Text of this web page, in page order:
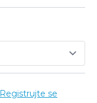
Registrujte se